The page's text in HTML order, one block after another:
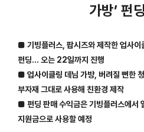
가방’ 펀
■ 기빙플러스, 팝시즈와 제작한 업사이
펀딩… 오는 22일까지 진행
■ 업사이클링 데님 가방, 버려질 뻔한
부자재 그대로 사용해 친환경 제작
■ 펀딩 판매 수익금은 기빙플러스에서
지원금으로 사용할 예정